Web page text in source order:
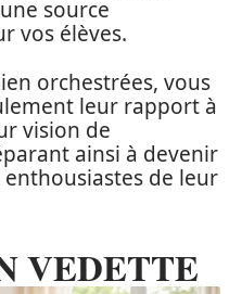
source
vos élèves.
orchestrées, vous
leur rapport à
vision de
ainsi à devenir
enthousiastes de leur
VEDETTE